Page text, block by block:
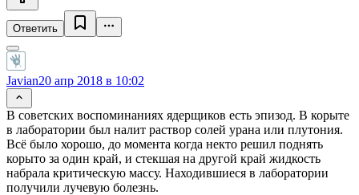
Ответить
Javian20 апр 2018 в 10:02
В советских воспоминаниях ядерщиков есть эпизод. В корыте
в лаборатории был налит раствор солей урана или плутония.
Всё было хорошо, до момента когда некто решил поднять
корыто за один край, и стекшая на другой край жидкость
набрала критическую массу. Находившиеся в лаборатории
получили лучевую болезнь.